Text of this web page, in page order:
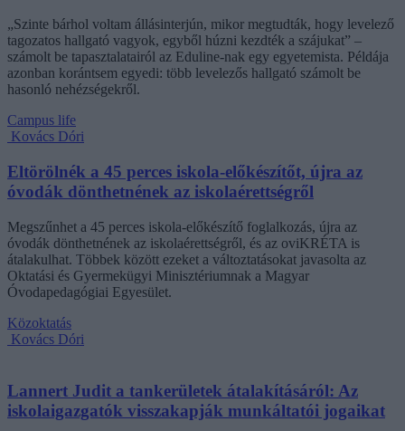
„Szinte bárhol voltam állásinterjún, mikor megtudták, hogy levelező
tagozatos hallgató vagyok, egyből húzni kezdték a szájukat” –
számolt be tapasztalatairól az Eduline-nak egy egyetemista. Példája
azonban korántsem egyedi: több levelezős hallgató számolt be
hasonló nehézségekről.
Campus life
Kovács Dóri
Eltörölnék a 45 perces iskola-előkészítőt, újra az
óvodák dönthetnének az iskolaérettségről
Megszűnhet a 45 perces iskola-előkészítő foglalkozás, újra az
óvodák dönthetnének az iskolaérettségről, és az oviKRÉTA is
átalakulhat. Többek között ezeket a változtatásokat javasolta az
Oktatási és Gyermekügyi Minisztériumnak a Magyar
Óvodapedagógiai Egyesület.
Közoktatás
Kovács Dóri
Lannert Judit a tankerületek átalakításáról: Az
iskolaigazgatók visszakapják munkáltatói jogaikat